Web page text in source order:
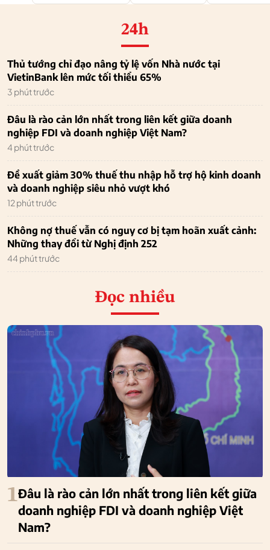
24h
Thủ tướng chỉ đạo nâng tỷ lệ vốn Nhà nước tại
VietinBank lên mức tối thiểu 65%
3 phút trước
Đâu là rào cản lớn nhất trong liên kết giữa doanh
nghiệp FDI và doanh nghiệp Việt Nam?
4 phút trước
Đề xuất giảm 30% thuế thu nhập hỗ trợ hộ kinh doanh
và doanh nghiệp siêu nhỏ vượt khó
12 phút trước
Không nợ thuế vẫn có nguy cơ bị tạm hoãn xuất cảnh:
Những thay đổi từ Nghị định 252
44 phút trước
Đọc nhiều
1Đâu là rào cản lớn nhất trong liên kết giữa
doanh nghiệp FDI và doanh nghiệp Việt
Nam?